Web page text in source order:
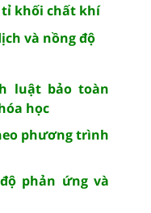
tỉ khối chất khí
và nồng độ
luật bảo toàn
học
phương trình
phản ứng và